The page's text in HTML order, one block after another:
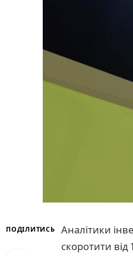
ПОДІЛИТИСЬ
Аналітики
скоротити